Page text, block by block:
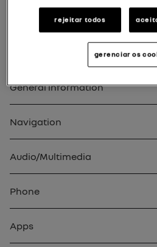
Seu aviso
General information
Navigation
Audio/Multimedia
Phone
Apps
rejeitar todos
gerenciar os